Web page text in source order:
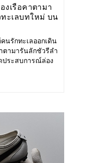
งเรือคาตามา
ะเลบทใหม่ บน
นรักทะเลออกเดิน
ตามารันลักชัวรีลำ
ประสบการณ์ล่อง
บโรงแรมระดับ